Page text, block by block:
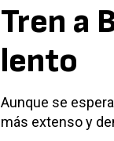
Tren a
lento
Aunque se
más extenso y